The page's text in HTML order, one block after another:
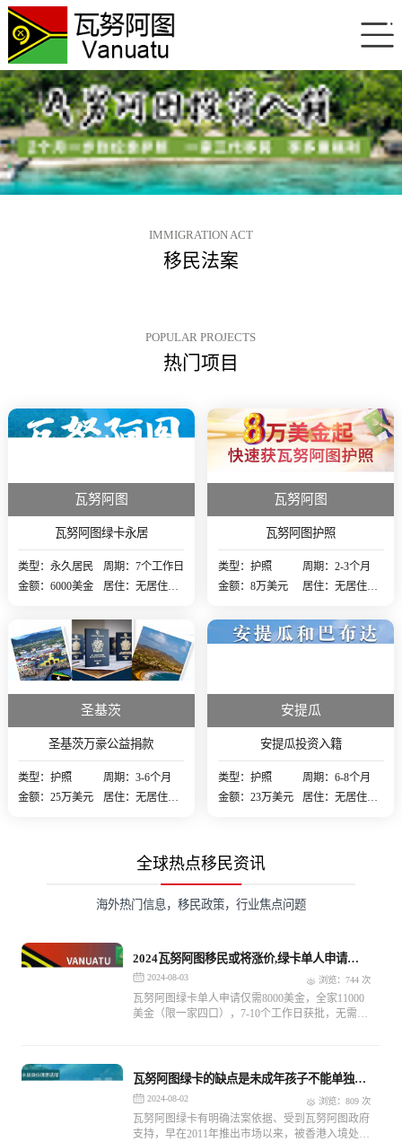
IMMIGRATION ACT
移民法案
POPULAR PROJECTS
热门项目
瓦努阿图
瓦努阿图绿卡永居
类型：永久居民
周期：7个工作日
金额：6000美金
居住：无居住要
瓦努阿图
瓦努阿图护照
类型：护照
周期：2-3个月
金额：8万美元
居住：无居住要
圣基茨
圣基茨万豪公益捐款
类型：护照
周期：3-6个月
金额：25万美元
居住：无居住要
安提瓜
安提瓜投资入籍
类型：护照
周期：6-8个月
金额：23万美元
居住：无居住要
全球热点移民资讯
海外热门信息，移民政策，行业焦点问题
2024瓦努阿图移民或将涨价,绿卡单人申请仅
需8000美金
2024-08-03 浏览：744 次
瓦努阿图绿卡单人申请仅需8000美金，全家11000
美金（限一家四口），7-10个工作日获批，无需登
瓦努阿图绿卡的缺点是未成年孩子不能单独申
请,如何选择适合的第三国永居
2024-08-02 浏览：809 次
瓦努阿图绿卡有明确法案依据、受到瓦努阿图政府
支持，早在2011年推出市场以来，被香港入境处认